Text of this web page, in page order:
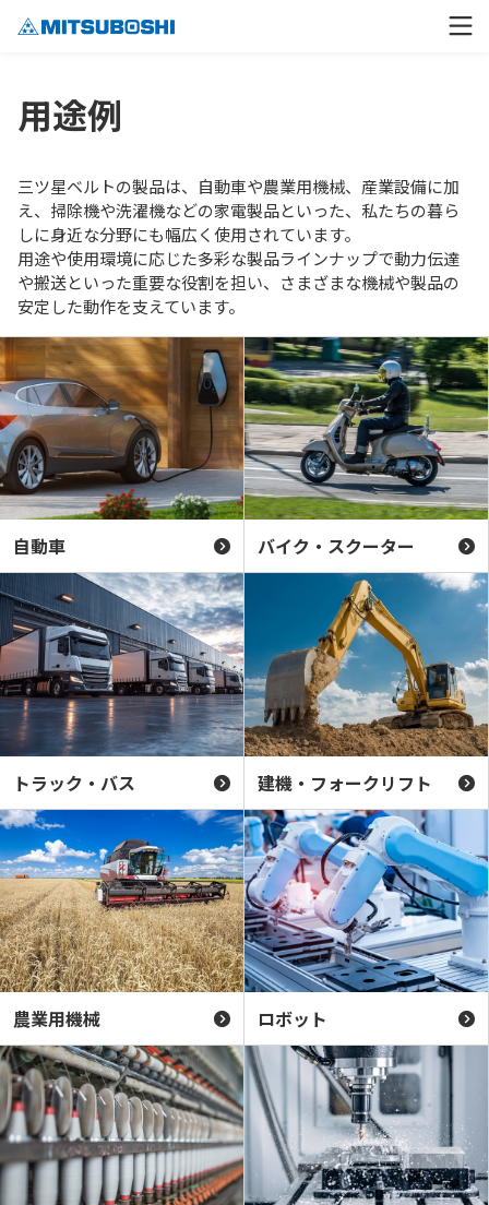
用途例
三ツ星ベルトの製品は、自動車や農業用機械、産業設備に加
え、掃除機や洗濯機などの家電製品といった、私たちの暮ら
しに身近な分野にも幅広く使用されています。
用途や使用環境に応じた多彩な製品ラインナップで動力伝達
や搬送といった重要な役割を担い、さまざまな機械や製品の
安定した動作を支えています。
自動車 バイク・スクーター
トラック・バス 建機・フォークリフト
農業用機械 ロボット